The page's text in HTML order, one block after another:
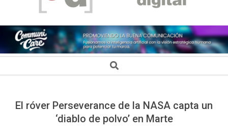
ACTUALIDAD
DIGITAL Search
El róver Perseverance de la NASA capta un
‘diablo de polvo’ en Marte